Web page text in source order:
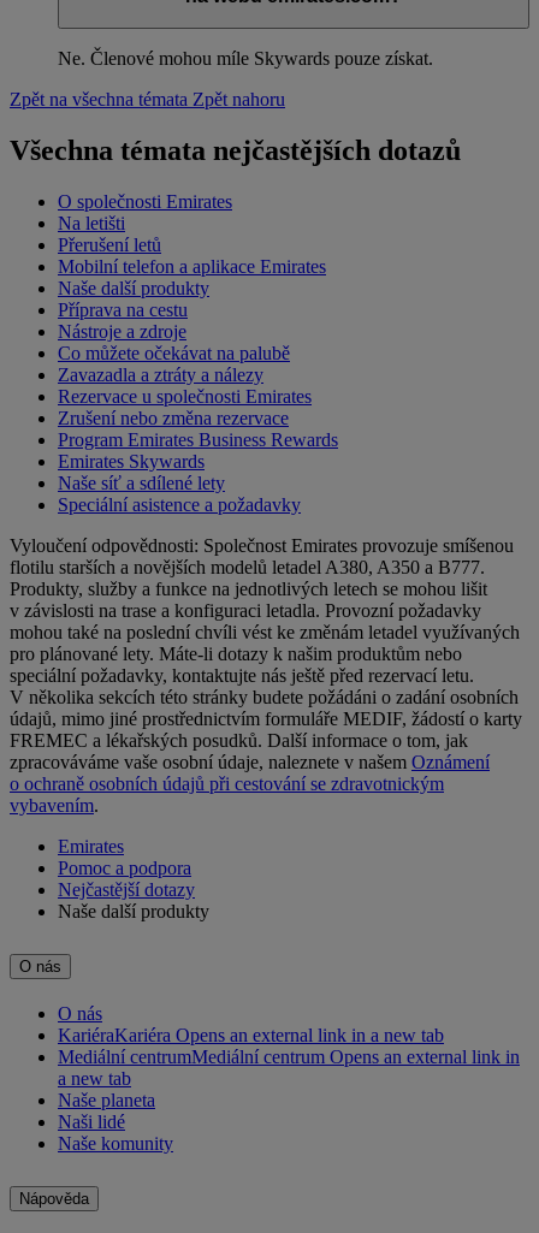
Ne. Členové mohou míle Skywards pouze získat.
Zpět na všechna témata Zpět nahoru
Všechna témata nejčastějších dotazů
O společnosti Emirates
Na letišti
Přerušení letů
Mobilní telefon a aplikace Emirates
Naše další produkty
Příprava na cestu
Nástroje a zdroje
Co můžete očekávat na palubě
Zavazadla a ztráty a nálezy
Rezervace u společnosti Emirates
Zrušení nebo změna rezervace
Program Emirates Business Rewards
Emirates Skywards
Naše síť a sdílené lety
Speciální asistence a požadavky
Vyloučení odpovědnosti: Společnost Emirates provozuje smíšenou
flotilu starších a novějších modelů letadel A380, A350 a B777.
Produkty, služby a funkce na jednotlivých letech se mohou lišit
v závislosti na trase a konfiguraci letadla. Provozní požadavky
mohou také na poslední chvíli vést ke změnám letadel využívaných
pro plánované lety. Máte-li dotazy k našim produktům nebo
speciální požadavky, kontaktujte nás ještě před rezervací letu.
V několika sekcích této stránky budete požádáni o zadání osobních
údajů, mimo jiné prostřednictvím formuláře MEDIF, žádostí o karty
FREMEC a lékařských posudků. Další informace o tom, jak
zpracováváme vaše osobní údaje, naleznete v našem Oznámení
o ochraně osobních údajů při cestování se zdravotnickým
vybavením.
Emirates
Pomoc a podpora
Nejčastější dotazy
Naše další produkty
O nás
O nás
KariéraKariéra Opens an external link in a new tab
Mediální centrumMediální centrum Opens an external link in
a new tab
Naše planeta
Naši lidé
Naše komunity
Nápověda